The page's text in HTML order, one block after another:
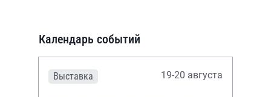
Календарь событий
Выставка 19-20 августа